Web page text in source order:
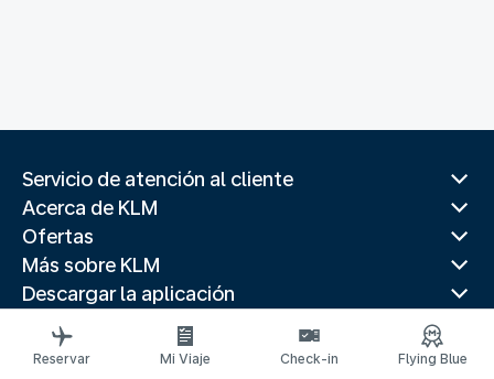
Servicio de atención al cliente
Acerca de KLM
Ofertas
Más sobre KLM
Descargar la aplicación
Páginas web relacionadas
Guías de viaje
Reservar Mi Viaje Check-in Flying Blue